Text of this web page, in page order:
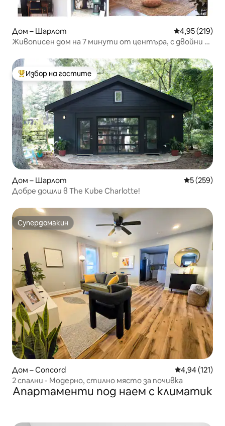
Дом – Шарлот Средна
4,95 (219)
Живописен дом на 7 минути от центъра, с двойни и
Най-популярен избор на гостите
Избор на гостите
Дом – Шарлот Средна
5 (259)
Добре дошли в The Kube Charlotte!
Супердомакин
Супердомакин
Дом – Concord Средна
4,94 (121)
2 спални - Модерно, стилно място за почивка
Апартаменти под наем с климатик